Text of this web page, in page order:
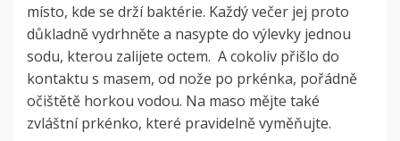
místo, kde se drží baktérie. Každý večer jej proto
důkladně vydrhněte a nasypte do výlevky jednou
sodu, kterou zalijete octem. A cokoliv přišlo do
kontaktu s masem, od nože po prkénka, pořádně
očištětě horkou vodou. Na maso mějte také
zvláštní prkénko, které pravidelně vyměňujte.